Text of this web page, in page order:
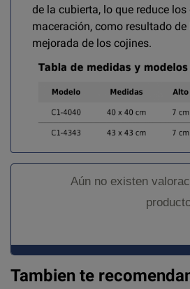
de la cubierta, lo que reduce
maceración, como resultado
mejorada de los cojines.
Aún no existen
Tambien te